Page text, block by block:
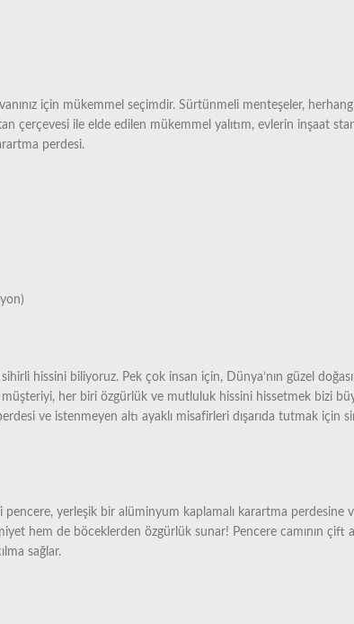
için mükemmel seçimdir. Sürtünmeli menteşeler,
çerçevesi ile elde edilen mükemmel yalıtım, evlerin inşaat
perdesi.
hissini biliyoruz. Pek çok insan için, Dünya’nın güzel
müşteriyi, her biri özgürlük ve mutluluk hissini hissetmek bizi
ve istenmeyen altı ayaklı misafirleri dışarıda tutmak için
yerleşik bir alüminyum kaplamalı karartma
hem de böceklerden özgürlük sunar! Pencere camının
sağlar.